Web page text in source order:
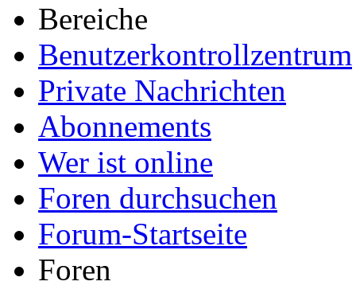
Bereiche
Benutzerkontrollzentrum
Private Nachrichten
Abonnements
Wer ist online
Foren durchsuchen
Forum-Startseite
Foren